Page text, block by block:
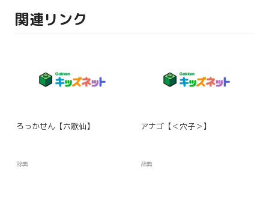
関連リンク
ろっかせん【六歌仙】
辞典
アナゴ【＜穴子＞】
辞典